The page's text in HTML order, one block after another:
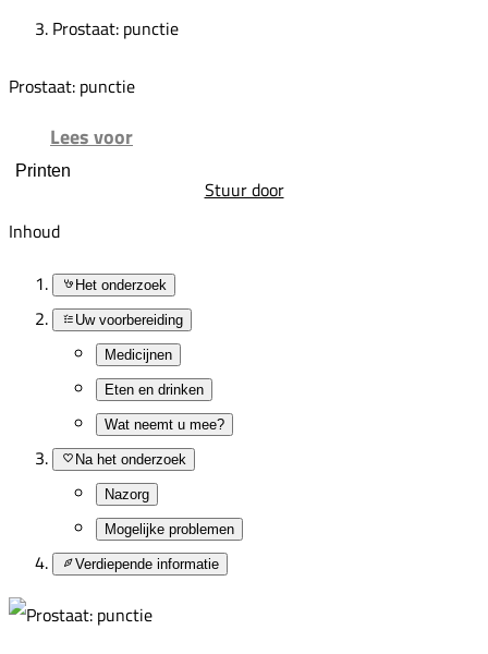
Prostaat: punctie
Prostaat: punctie
Lees voor
Printen
Stuur door
Inhoud
Het onderzoek
Uw voorbereiding
Medicijnen
Eten en drinken
Wat neemt u mee?
Na het onderzoek
Nazorg
Mogelijke problemen
Verdiepende informatie